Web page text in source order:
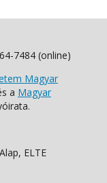
7484 (online)
Magyar
a Magyar
ELTE